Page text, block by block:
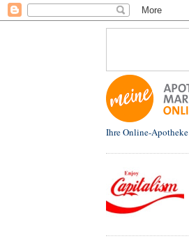
Ihre Online-Apotheke